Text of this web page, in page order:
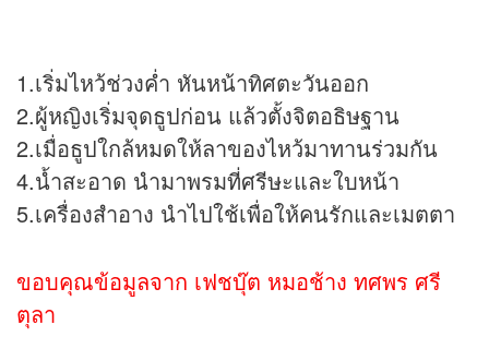
1.เริ่มไหว้ช่วงค่ำ หันหน้าทิศตะวันออก
2.ผู้หญิงเริ่มจุดธูปก่อน แล้วตั้งจิตอธิษฐาน
2.เมื่อธูปใกล้หมดให้ลาของไหว้มาทานร่วมกัน
4.น้ำสะอาด นำมาพรมที่ศรีษะและใบหน้า
5.เครื่องสำอาง นำไปใช้เพื่อให้คนรักและเมตตา
ขอบคุณข้อมูลจาก เฟชบุ๊ต หมอช้าง ทศพร ศรี
ตุลา